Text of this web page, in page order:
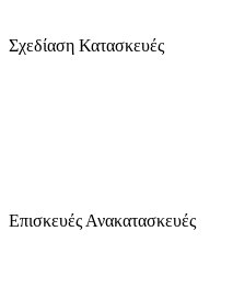
Σχεδίαση Κατασκευές
Επισκευές Ανακατασκευές